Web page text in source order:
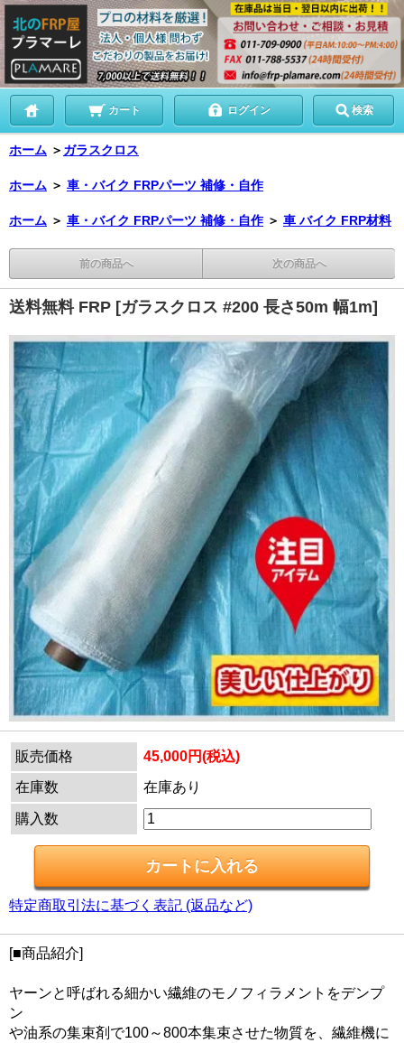
カート ログイン 検索
ホーム ＞ ガラスクロス
ホーム ＞ 車・バイク FRPパーツ 補修・自作
ホーム ＞ 車・バイク FRPパーツ 補修・自作 ＞ 車 バイク FRP材料
前の商品へ 次の商品へ
送料無料 FRP [ガラスクロス #200 長さ50m 幅1m]
販売価格
45,000円(税込)
在庫数
在庫あり
購入数
特定商取引法に基づく表記 (返品など)
[■商品紹介]
ヤーンと呼ばれる細かい繊維のモノフィラメントをデンプ
ン
や油系の集束剤で100～800本集束させた物質を、繊維機に